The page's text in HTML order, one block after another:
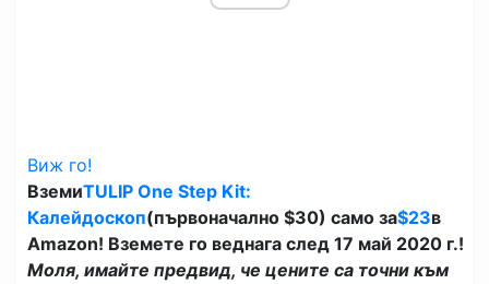
Виж го!
ВземиTULIP One Step Kit:
Калейдоскоп(първоначално $30) само за$23в
Amazon! Вземете го веднага след 17 май 2020 г.!
Моля, имайте предвид, че цените са точни към